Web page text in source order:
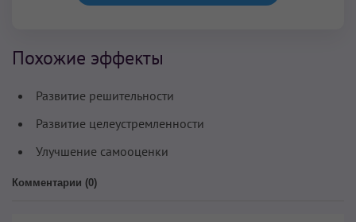
Похожие эффекты
Развитие решительности
Развитие целеустремленности
Улучшение самооценки
Комментарии (0)